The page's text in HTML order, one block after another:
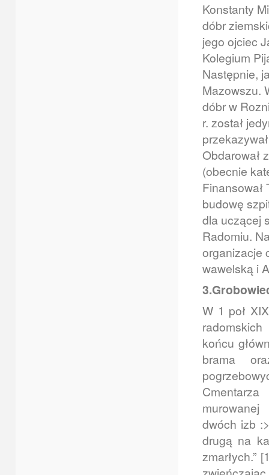
Konstanty
dóbr
jego ojciec
Kolegium
Następnie,
Mazowszu.
dóbr w
r. został
Obdarował
(obecnie
budowę
dla uczącej
Radomiu.
organizacje
wawelską i
W 1 poł
końcu
brama
dwóch izb
drugą na
zmarłych.”